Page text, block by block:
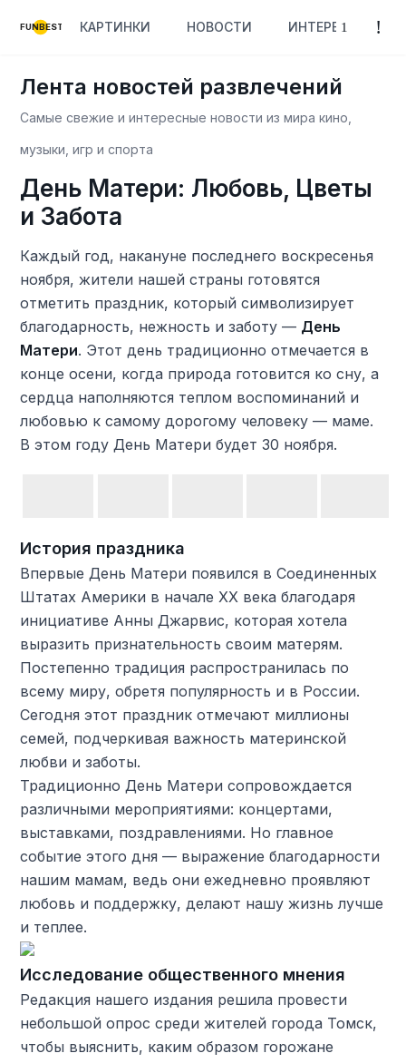
FUNBEST КАРТИНКИ НОВОСТИ ИНТЕРЕСНОЕ
Лента новостей развлечений
Самые свежие и интересные новости из мира кино,
музыки, игр и спорта
День Матери: Любовь, Цветы
и Забота
Каждый год, накануне последнего воскресенья
ноября, жители нашей страны готовятся
отметить праздник, который символизирует
благодарность, нежность и заботу — День
Матери. Этот день традиционно отмечается в
конце осени, когда природа готовится ко сну, а
сердца наполняются теплом воспоминаний и
любовью к самому дорогому человеку — маме.
В этом году День Матери будет 30 ноября.
История праздника
Впервые День Матери появился в Соединенных
Штатах Америки в начале XX века благодаря
инициативе Анны Джарвис, которая хотела
выразить признательность своим матерям.
Постепенно традиция распространилась по
всему миру, обретя популярность и в России.
Сегодня этот праздник отмечают миллионы
семей, подчеркивая важность материнской
любви и заботы.
Традиционно День Матери сопровождается
различными мероприятиями: концертами,
выставками, поздравлениями. Но главное
событие этого дня — выражение благодарности
нашим мамам, ведь они ежедневно проявляют
любовь и поддержку, делают нашу жизнь лучше
и теплее.
Исследование общественного мнения
Редакция нашего издания решила провести
небольшой опрос среди жителей города Томск,
чтобы выяснить, каким образом горожане